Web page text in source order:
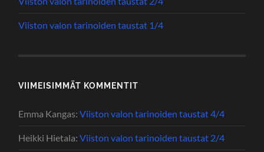
Viiston valon tarinoiden taustat 1/4
VIIMEISIMMÄT KOMMENTIT
Emma Kangas:Viiston valon tarinoiden taustat 4/4
Heikki Hietala:Viiston valon tarinoiden taustat 2/4